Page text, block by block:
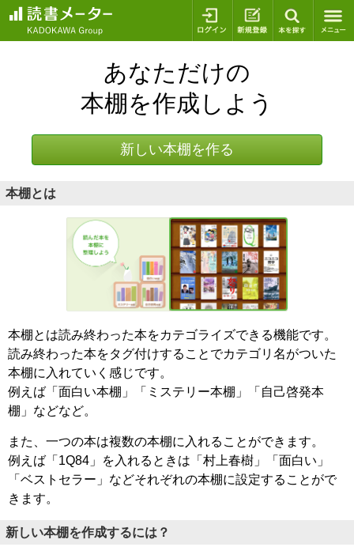
ログイン 新規登録
あなただけの
本棚を作成しよう
新しい本棚を作る
本棚とは
本棚とは読み終わった本をカテゴライズできる機能です。
読み終わった本をタグ付けすることでカテゴリ名がついた
本棚に入れていく感じです。
例えば「面白い本棚」「ミステリー本棚」「自己啓発本
棚」などなど。
また、一つの本は複数の本棚に入れることができます。
例えば「1Q84」を入れるときは「村上春樹」「面白い」
「ベストセラー」などそれぞれの本棚に設定することがで
きます。
新しい本棚を作成するには？